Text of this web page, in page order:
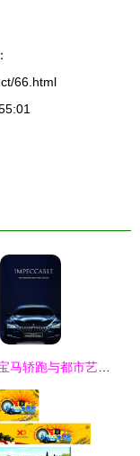
66.html